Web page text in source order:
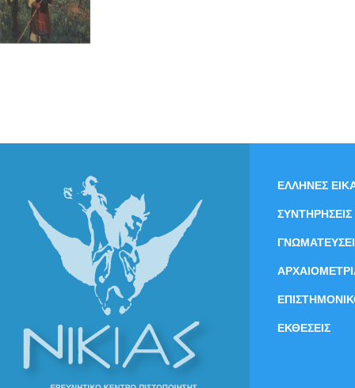
ΕΛΛΗΝΕΣ
ΣΥΝΤΗΡΗΣΕΙΣ
ΕΚΘΕΣΕΙΣ